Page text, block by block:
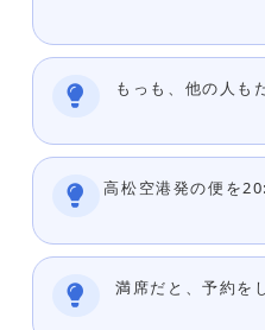
もっも、他の人も
高松空港発の便を
満席だと、予約を